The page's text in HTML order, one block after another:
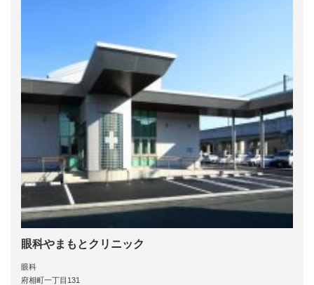
眼科やまもとクリニック
眼科
府相町一丁目131